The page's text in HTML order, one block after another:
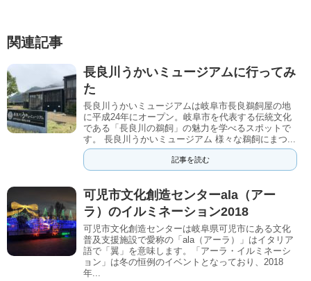
関連記事
長良川うかいミュージアムに行ってみ
た
長良川うかいミュージアムは岐阜市長良鵜飼屋の地
に平成24年にオープン。岐阜市を代表する伝統文化
である「長良川の鵜飼」の魅力を学べるスポットで
す。 長良川うかいミュージアム 様々な鵜飼にまつ...
記事を読む
可児市文化創造センターala（アー
ラ）のイルミネーション2018
可児市文化創造センターは岐阜県可児市にある文化
普及支援施設で愛称の「ala（アーラ）」はイタリア
語で「翼」を意味します。「アーラ・イルミネーシ
ョン」は冬の恒例のイベントとなっており、2018
年...